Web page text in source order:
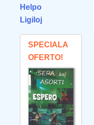
Helpo
Ligiloj
SPECIALA
OFERTO!